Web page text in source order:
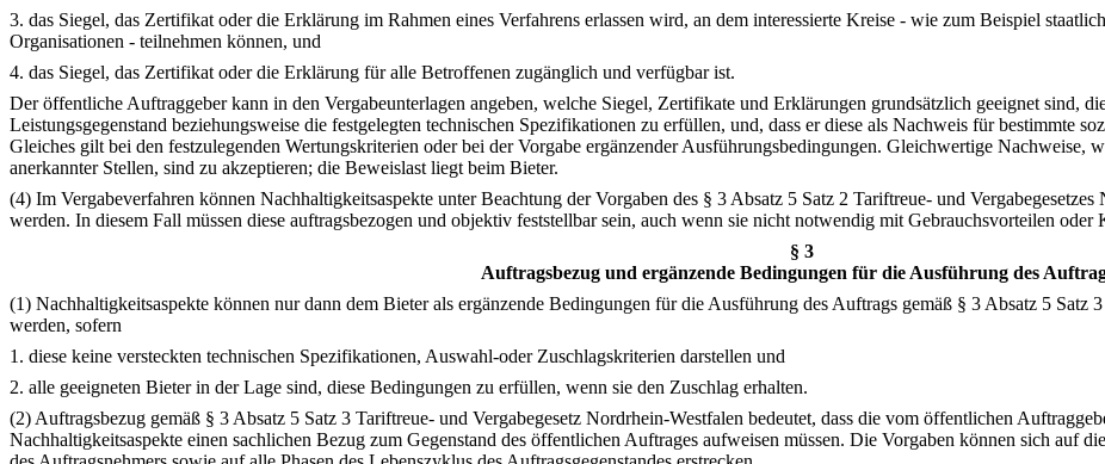
3. das Siegel, das Zertifikat oder die Erklärung im Rahmen eines Verfahrens erlassen wird, an dem interessierte Kreise - wie zum Beispiel
Organisationen - teilnehmen können, und
4. das Siegel, das Zertifikat oder die Erklärung für alle Betroffenen zugänglich und verfügbar ist.
Der öffentliche Auftraggeber kann in den Vergabeunterlagen angeben, welche Siegel, Zertifikate und Erklärungen grundsätzlich geeignet sind,
Leistungsgegenstand beziehungsweise die festgelegten technischen Spezifikationen zu erfüllen, und, dass er diese als Nachweis für bestimmte
Gleiches gilt bei den festzulegenden Wertungskriterien oder bei der Vorgabe ergänzender Ausführungsbedingungen. Gleichwertige Nachweise,
anerkannter Stellen, sind zu akzeptieren; die Beweislast liegt beim Bieter.
(4) Im Vergabeverfahren können Nachhaltigkeitsaspekte unter Beachtung der Vorgaben des § 3 Absatz 5 Satz 2 Tariftreue- und
werden. In diesem Fall müssen diese auftragsbezogen und objektiv feststellbar sein, auch wenn sie nicht notwendig mit Gebrauchsvorteilen oder
§ 3
Auftragsbezug und ergänzende Bedingungen für die Ausführung des
(1) Nachhaltigkeitsaspekte können nur dann dem Bieter als ergänzende Bedingungen für die Ausführung des Auftrags gemäß § 3 Absatz 5 Satz
werden, sofern
1. diese keine versteckten technischen Spezifikationen, Auswahl-oder Zuschlagskriterien darstellen und
2. alle geeigneten Bieter in der Lage sind, diese Bedingungen zu erfüllen, wenn sie den Zuschlag erhalten.
(2) Auftragsbezug gemäß § 3 Absatz 5 Satz 3 Tariftreue- und Vergabegesetz Nordrhein-Westfalen bedeutet, dass die vom öffentlichen
Nachhaltigkeitsaspekte einen sachlichen Bezug zum Gegenstand des öffentlichen Auftrages aufweisen müssen. Die Vorgaben können sich auf